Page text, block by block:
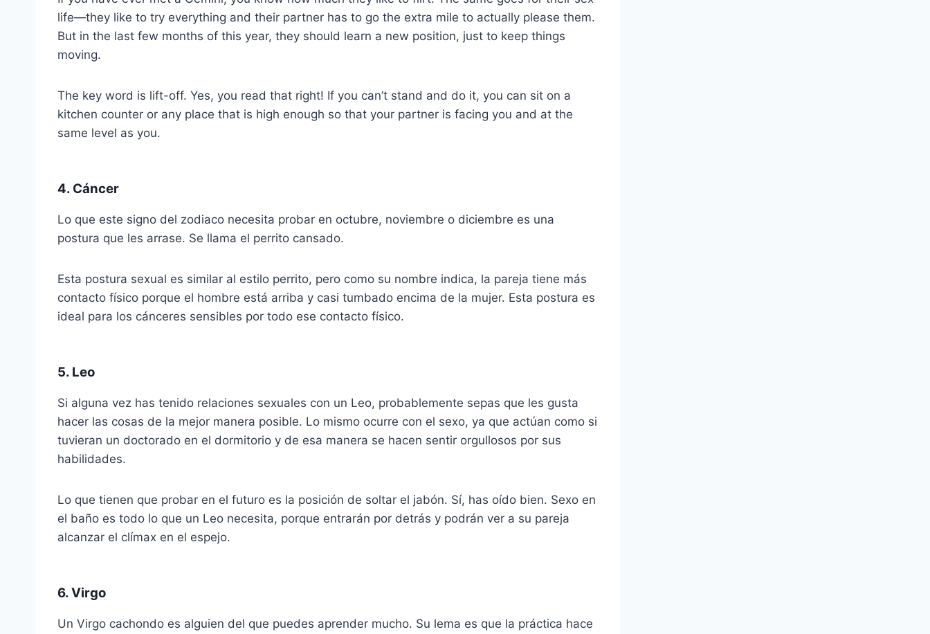
life—they like to try everything and their partner has to go the extra mile to actually please them.
But in the last few months of this year, they should learn a new position, just to keep things
moving.
The key word is lift-off. Yes, you read that right! If you can’t stand and do it, you can sit on a
kitchen counter or any place that is high enough so that your partner is facing you and at the
same level as you.
4. Cáncer
Lo que este signo del zodiaco necesita probar en octubre, noviembre o diciembre es una
postura que les arrase. Se llama el perrito cansado.
Esta postura sexual es similar al estilo perrito, pero como su nombre indica, la pareja tiene más
contacto físico porque el hombre está arriba y casi tumbado encima de la mujer. Esta postura es
ideal para los cánceres sensibles por todo ese contacto físico.
5. Leo
Si alguna vez has tenido relaciones sexuales con un Leo, probablemente sepas que les gusta
hacer las cosas de la mejor manera posible. Lo mismo ocurre con el sexo, ya que actúan como si
tuvieran un doctorado en el dormitorio y de esa manera se hacen sentir orgullosos por sus
habilidades.
Lo que tienen que probar en el futuro es la posición de soltar el jabón. Sí, has oído bien. Sexo en
el baño es todo lo que un Leo necesita, porque entrarán por detrás y podrán ver a su pareja
alcanzar el clímax en el espejo.
6. Virgo
Un Virgo cachondo es alguien del que puedes aprender mucho. Su lema es que la práctica hace